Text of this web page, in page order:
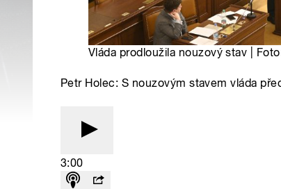
Vláda prodloužila nouzový stav |
Petr Holec: S nouzovým stavem vláda
3:00